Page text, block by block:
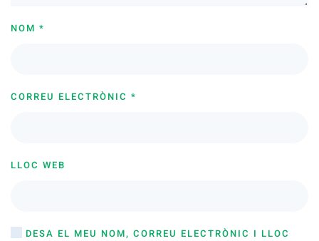
NOM *
CORREU ELECTRÒNIC *
LLOC WEB
DESA EL MEU NOM, CORREU ELECTRÒNIC I LLOC